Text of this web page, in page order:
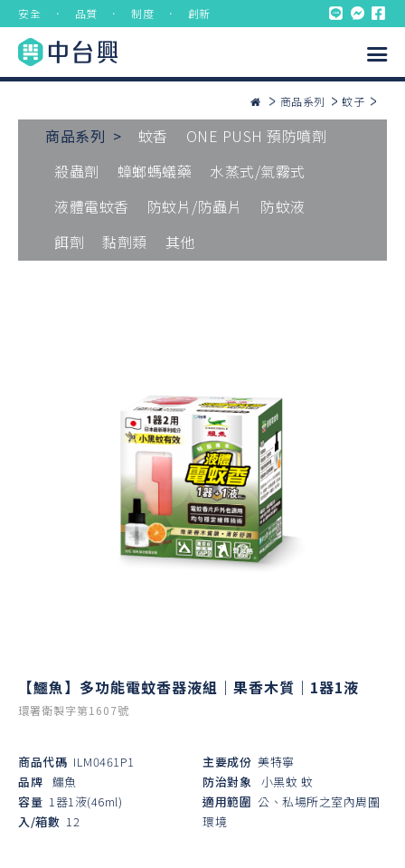
安全 ． 品質 ． 制度 ． 創新
商品系列 蚊子
商品系列 > 蚊香
ONE PUSH 預防噴劑
殺蟲劑
蟑螂螞蟻藥
水蒸式/氣霧式
液體電蚊香
防蚊片/防蟲片
防蚊液
餌劑
黏劑類 其他
【鱷魚】多功能電蚊香器液組｜果香木質｜1器1液
環署衛製字第1607號
商品代碼 ILM0461P1
品牌 鱷魚
容量 1器1液(46ml)
入/箱數 12
主要成份 美特寧
防治對象 小黑蚊 蚊
適用範圍 公、私場所之室內周圍
環境